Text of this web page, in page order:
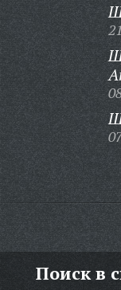
Поиск в